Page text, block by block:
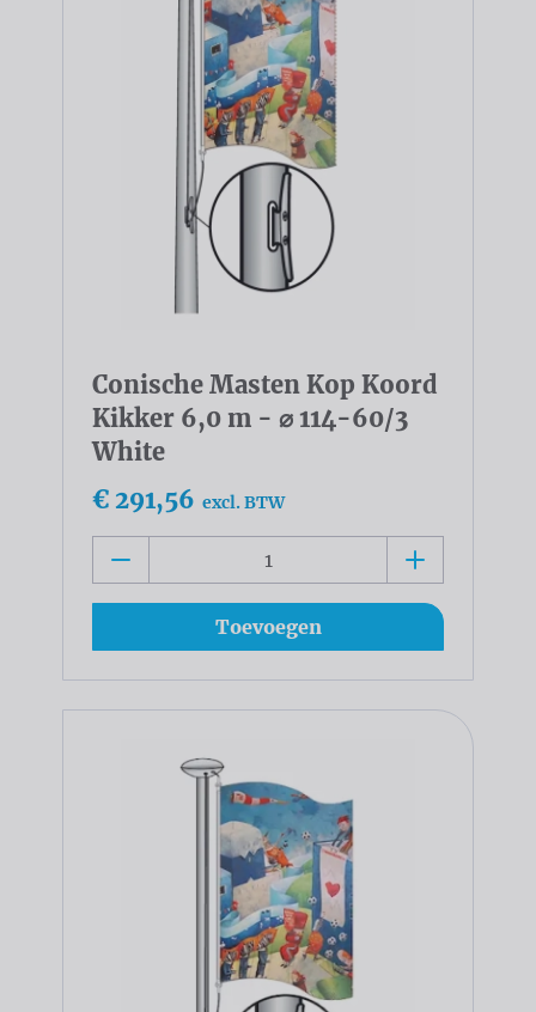
Conische Masten Kop Koord
Kikker 6,0 m - ⌀ 114-60/3
White
€ 291,56 excl. BTW
Toevoegen